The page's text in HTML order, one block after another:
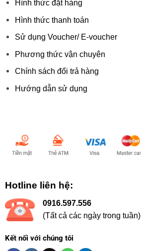
Hình thức đặt hàng
Hình thức thanh toán
Sử dụng Voucher/ E-voucher
Phương thức vận chuyên
Chính sách đổi trả hàng
Hướng dẫn sử dụng
Hotline liên hệ:
0916.597.556
(Tất cả các ngày trong tuần)
Kết nối với chúng tôi